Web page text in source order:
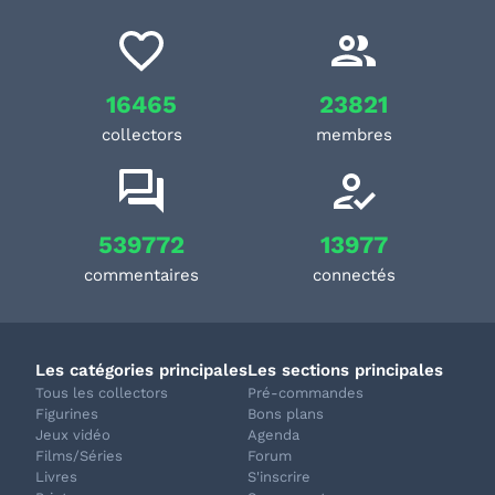
16465
collectors
23821
membres
539772
commentaires
13977
connectés
Les catégories principales
Tous les collectors
Figurines
Jeux vidéo
Films/Séries
Livres
Les sections principales
Pré-commandes
Bons plans
Agenda
Forum
S'inscrire